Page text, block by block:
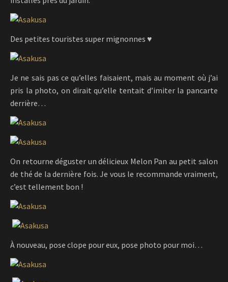
Des petites touristes super mignonnes ♥
Je ne sais pas ce qu’elles faisaient, mais au moment où j’ai
pris la photo, on dirait qu’elle tentait d’imiter la pancarte
derrière…
On retourne déguster un délicieux Melon Pan au petit salon
de thé de la dernière fois. Je vous le recommande vraiment,
c’est tellement bon !
À nouveau, pose clope pour eux, pose photo pour moi…